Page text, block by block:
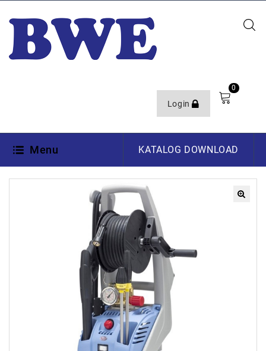
Login
0
Menu KATALOG DOWNLOAD